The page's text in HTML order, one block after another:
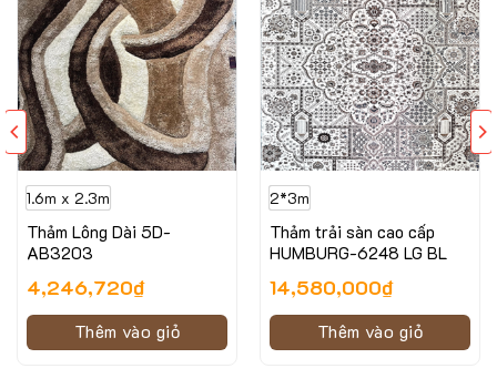
Thông số kỹ thuật của mẫu thảm Lông Dài HLYP18119 –
Chất liệu: Sợi Strech + lụa 150D + lụa 1200D
Chiều cao sợi: 45mm
1.6m x 2.3m
Thảm Lông Dài 5D-
AB3203
4,246,720₫
Thêm vào giỏ
2*3m
Thảm trải sàn cao cấp
HUMBURG-6248 LG BL
14,580,000₫
Thêm vào giỏ